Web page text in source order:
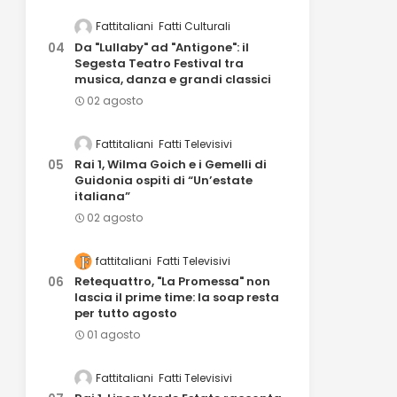
Fattitaliani Fatti Culturali
Da "Lullaby" ad "Antigone": il
Segesta Teatro Festival tra
musica, danza e grandi classici
02 agosto
Fattitaliani Fatti Televisivi
Rai 1, Wilma Goich e i Gemelli di
Guidonia ospiti di “Un’estate
italiana”
02 agosto
fattitaliani Fatti Televisivi
Retequattro, "La Promessa" non
lascia il prime time: la soap resta
per tutto agosto
01 agosto
Fattitaliani Fatti Televisivi